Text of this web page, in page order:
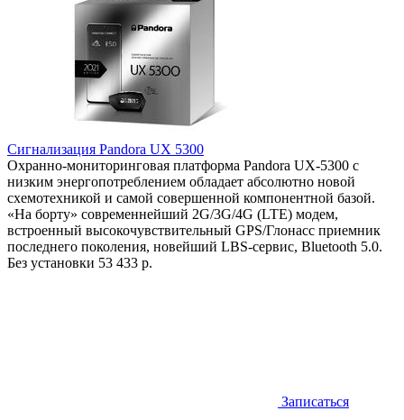
Сигнализация Pandora UX 5300
Охранно-мониторинговая платформа Pandora UX-5300 с
низким энергопотреблением обладает абсолютно новой
схемотехникой и самой совершенной компонентной базой.
«На борту» современнейший 2G/3G/4G (LTE) модем,
встроенный высокочувствительный GPS/Глонасс приемник
последнего поколения, новейший LBS-сервис, Bluetooth 5.0.
Без установки 53 433 р.
Записаться